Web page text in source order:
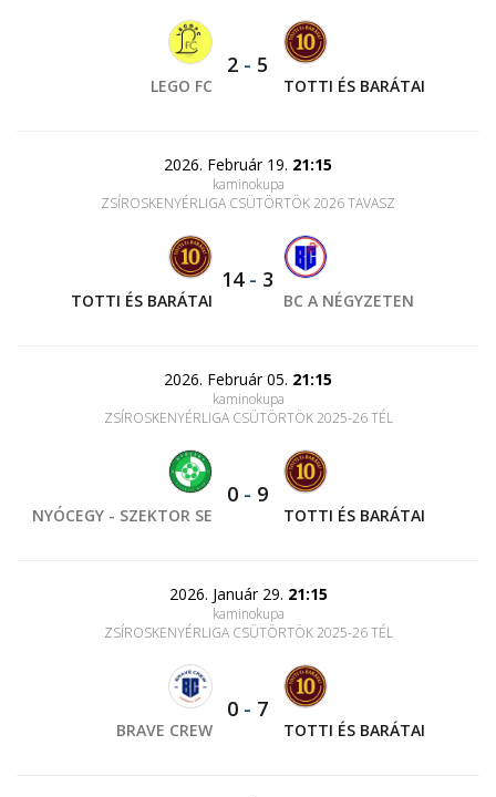
LEGO FC
2 - 5
TOTTI ÉS BARÁTAI
2026. Február 19. 21:15
kaminokupa
ZSÍROSKENYÉRLIGA CSÜTÖRTÖK 2026 TAVASZ
TOTTI ÉS BARÁTAI
14- 3
BC A NÉGYZETEN
2026. Február 05. 21:15
kaminokupa
ZSÍROSKENYÉRLIGA CSÜTÖRTÖK 2025-26 TÉL
NYÓCEGY - SZEKTOR SE
0 - 9
TOTTI ÉS BARÁTAI
2026. Január 29. 21:15
kaminokupa
ZSÍROSKENYÉRLIGA CSÜTÖRTÖK 2025-26 TÉL
BRAVE CREW
0 - 7
TOTTI ÉS BARÁTAI